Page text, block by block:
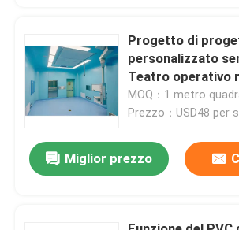
Luce chirurgica del LED
Sala Operativa Chirurgica
Sala operatoria dell'ospedale
Progetto di
personalizzato
Teatro operativo
MOQ：1 metro
Prezzo：USD48 per
Miglior prezzo